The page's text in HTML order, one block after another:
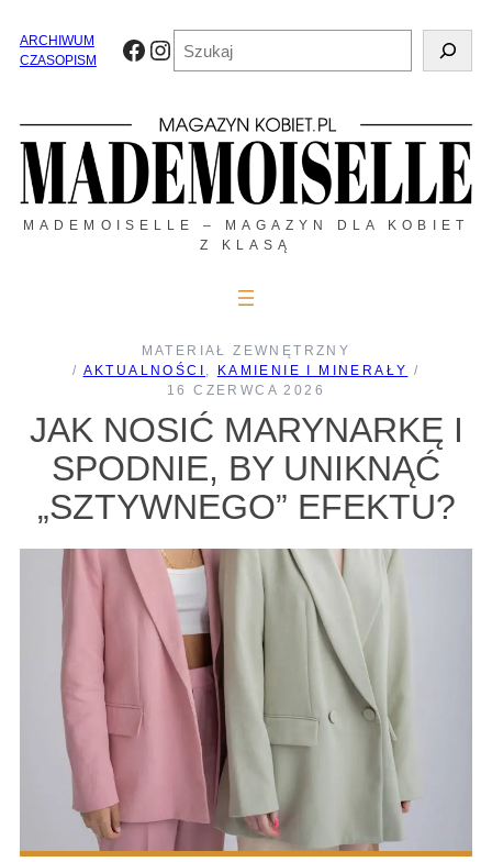
treściARCHIWUM
CZASOPISM
Facebook
Instagram
MADEMOISELLE – MAGAZYN DLA KOBIET
Z KLASĄ
MATERIAŁ ZEWNĘTRZNY
/ AKTUALNOŚCI , KAMIENIE I MINERAŁY /
16 CZERWCA 2026
JAK NOSIĆ MARYNARKĘ I
SPODNIE, BY UNIKNĄĆ
„SZTYWNEGO” EFEKTU?